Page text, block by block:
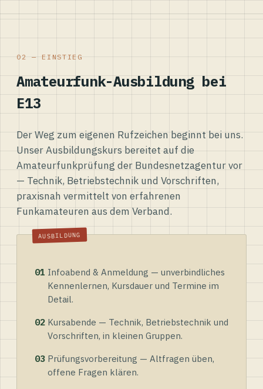
02 — EINSTIEG
Amateurfunk-Ausbildung bei
E13
Der Weg zum eigenen Rufzeichen beginnt bei uns.
Unser Ausbildungskurs bereitet auf die
Amateurfunkprüfung der Bundesnetzagentur vor
— Technik, Betriebstechnik und Vorschriften,
praxisnah vermittelt von erfahrenen
Funkamateuren aus dem Verband.
01 Infoabend & Anmeldung — unverbindliches
Kennenlernen, Kursdauer und Termine im
Detail.
02 Kursabende — Technik, Betriebstechnik und
Vorschriften, in kleinen Gruppen.
03 Prüfungsvorbereitung — Altfragen üben,
offene Fragen klären.